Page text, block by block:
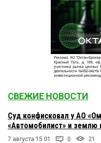
СВЕЖИЕ НОВОСТИ
Суд конфисковал у АО
«Автомобилист» и землю
7 августа 15:01 0 21